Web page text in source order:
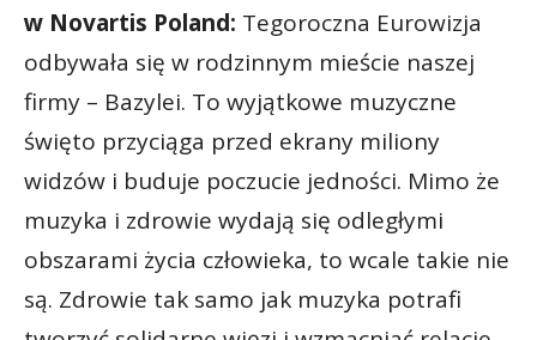
w Novartis Poland: Tegoroczna Eurowizja
odbywała się w rodzinnym mieście naszej
firmy – Bazylei. To wyjątkowe muzyczne
święto przyciąga przed ekrany miliony
widzów i buduje poczucie jedności. Mimo że
muzyka i zdrowie wydają się odległymi
obszarami życia człowieka, to wcale takie nie
są. Zdrowie tak samo jak muzyka potrafi